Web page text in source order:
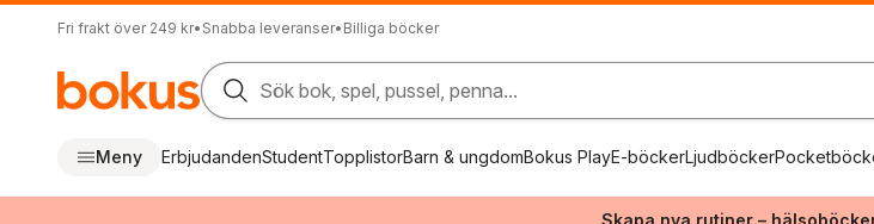
Fri frakt över 249 kr• Snabba leveranser• Billiga böcker
Sök bok, spel, pussel, penna...
Meny ErbjudandenStudentTopplistorBarn & ungdomBokus PlayE-böckerLjudböcker
Skapa nya rutiner –